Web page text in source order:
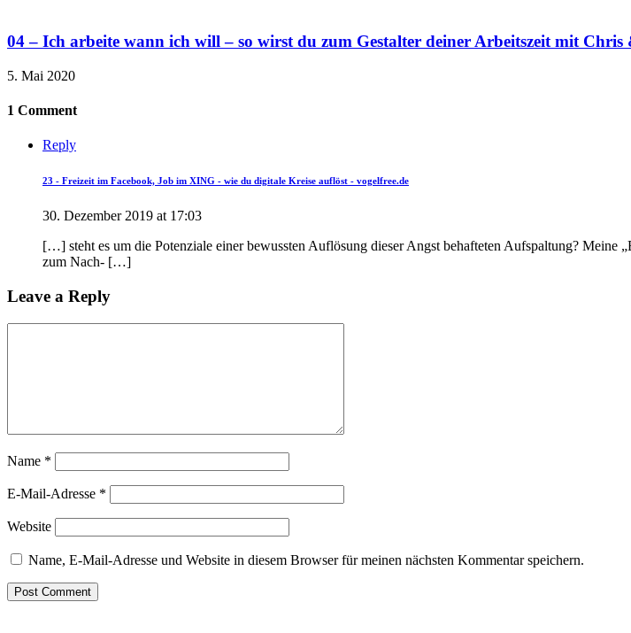
04 – Ich arbeite wann ich will – so wirst du zum Gestalter deiner Arbeitszeit mit Chris
5. Mai 2020
1 Comment
Reply
23 - Freizeit im Facebook, Job im XING - wie du digitale Kreise auflöst - vogelfree.de
30. Dezember 2019 at 17:03
[…] steht es um die Potenziale einer bewussten Auflösung dieser Angst behafteten Aufspaltung?
zum Nach- […]
Leave a Reply
Name *
E-Mail-Adresse *
Website
Name, E-Mail-Adresse und Website in diesem Browser für meinen nächsten Kommentar speichern.